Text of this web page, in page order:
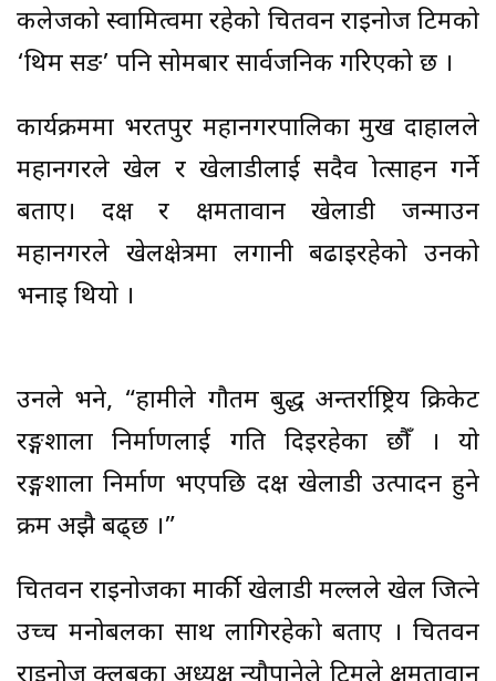
कलेजको स्वामित्वमा रहेको चितवन राइनोज टिमको
‘थिम सङ’ पनि सोमबार सार्वजनिक गरिएको छ ।
कार्यक्रममा भरतपुर महानगरपालिका प्रमुख दाहालले
महानगरले खेल र खेलाडीलाई सदैव प्रोत्साहन गर्ने
बताए। दक्ष र क्षमतावान खेलाडी जन्माउन
महानगरले खेलक्षेत्रमा लगानी बढाइरहेको उनको
भनाइ थियो ।
उनले भने, “हामीले गौतम बुद्ध अन्तर्राष्ट्रिय क्रिकेट
रङ्गशाला निर्माणलाई गति दिइरहेका छौँ । यो
रङ्गशाला निर्माण भएपछि दक्ष खेलाडी उत्पादन हुने
क्रम अझै बढ्छ ।”
चितवन राइनोजका मार्की खेलाडी मल्लले खेल जित्ने
उच्च मनोबलका साथ लागिरहेको बताए । चितवन